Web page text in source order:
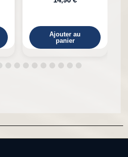
Ajouter au
panier